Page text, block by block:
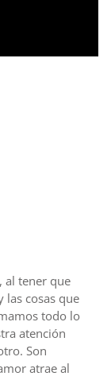
al tener que
las cosas que
todo lo
atención
Son
atrae al